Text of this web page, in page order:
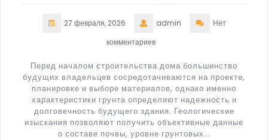
27 февраля, 2026 admin
Нет
комментариев
Перед началом строительства дома большинство
будущих владельцев сосредотачиваются на проекте,
планировке и выборе материалов, однако именно
характеристики грунта определяют надежность и
долговечность будущего здания. Геологические
изыскания позволяют получить объективные данные
о составе почвы, уровне грунтовых…